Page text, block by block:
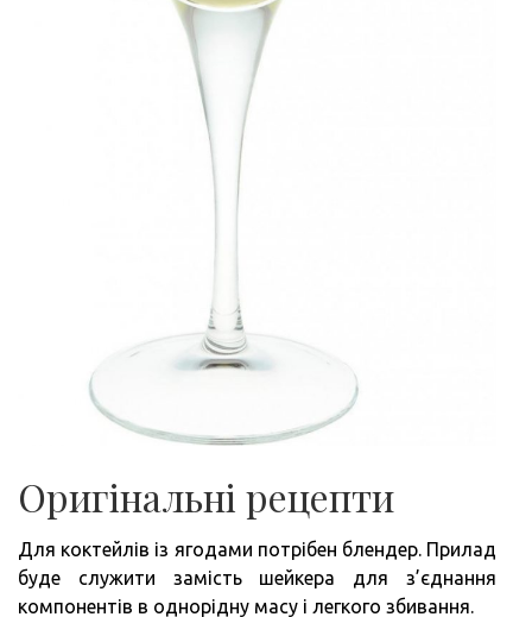
Оригінальні рецепти
Для коктейлів із ягодами потрібен блендер. Прилад
буде служити замість шейкера для з’єднання
компонентів в однорідну масу і легкого збивання.